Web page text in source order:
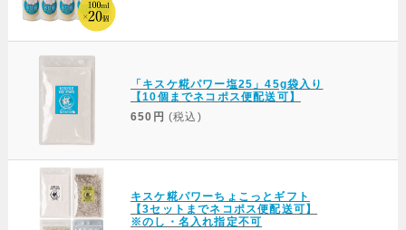
「キスケ糀パワー塩25」45g袋入り
【10個までネコポス便配送可】
650円 (税込)
キスケ糀パワーちょこっとギフト
【3セットまでネコポス便配送可】
※のし・名入れ指定不可